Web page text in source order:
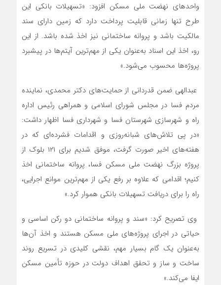
واحدهای نهضت ملی مسکن افزود: «تسهیلات بانکی این
طرح تنها زمانی قابلیت پرداخت دارد که زمین دارای سند
مالکیت باشد و پروانه ساختمانی نیز اخذ شده باشد. از این
رو، اخذ این اسناد به‌عنوان یکی از مهم‌ترین آیتم‌ها در پیشبرد
پروژه‌ها محسوب می‌شود.»
عبدالهی ضمن قدردانی از حمایت‌های دکتر محمدی، نماینده
مردم فسا در مجلس شورای اسلامی و همراهی رئیس اداره
راه و شهرسازی شهرستان فسا و شهرداری فسا اظهار داشت:
«در پی تلاش‌های شبانه‌روزی و اقدامات فشرده‌ای که در
هفته‌های اخیر صورت گرفت، موفق شدیم برای ۱۲۱ بلوک از
پروژه بزرگ نهضت ملی مسکن فسا، پروانه ساختمانی اخذ
کنیم؛ اقدامی که علاوه بر رفع یکی از مهم‌ترین موانع اجرایی،
راه را برای دریافت تسهیلات بانکی هموار کرد.»
وی تصریح کرد: «سند و پروانه ساختمانی دو رکن اساسی و
حیاتی در اجرای پروژه‌های ملی مسکن هستند و اخذ آن‌ها
به‌عنوان یک گام بسیار مهم، نقشی کلیدی در تسریع روند
ساخت و ساز و تحقق اهداف دولت در حوزه تأمین مسکن
ایفا می‌کند.»